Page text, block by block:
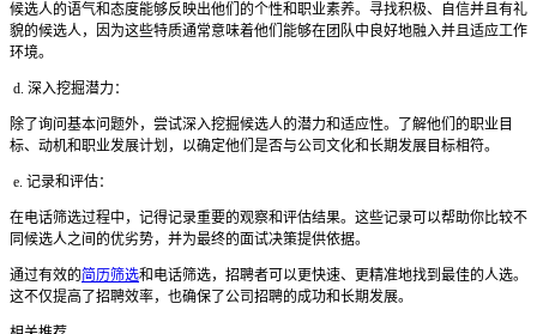
候选人的语气和态度能够反映出他们的个性和职业素养。寻找积极、自信并且有礼
貌的候选人，因为这些特质通常意味着他们能够在团队中良好地融入并且适应工作
环境。
d. 深入挖掘潜力：
除了询问基本问题外，尝试深入挖掘候选人的潜力和适应性。了解他们的职业目
标、动机和职业发展计划，以确定他们是否与公司文化和长期发展目标相符。
e. 记录和评估：
在电话筛选过程中，记得记录重要的观察和评估结果。这些记录可以帮助你比较不
同候选人之间的优劣势，并为最终的面试决策提供依据。
通过有效的简历筛选和电话筛选，招聘者可以更快速、更精准地找到最佳的人选。
这不仅提高了招聘效率，也确保了公司招聘的成功和长期发展。